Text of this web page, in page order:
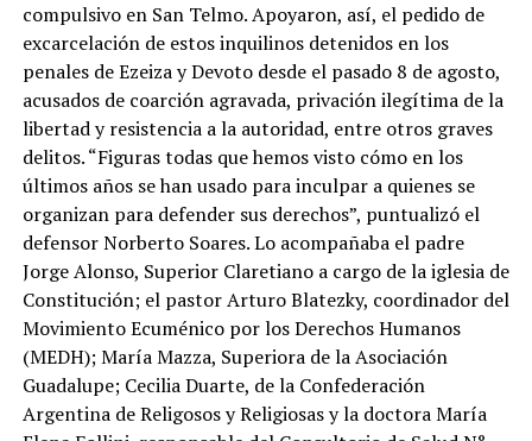
compulsivo en San Telmo. Apoyaron, así, el pedido de
excarcelación de estos inquilinos detenidos en los
penales de Ezeiza y Devoto desde el pasado 8 de agosto,
acusados de coarción agravada, privación ilegítima de la
libertad y resistencia a la autoridad, entre otros graves
delitos. “Figuras todas que hemos visto cómo en los
últimos años se han usado para inculpar a quienes se
organizan para defender sus derechos”, puntualizó el
defensor Norberto Soares. Lo acompañaba el padre
Jorge Alonso, Superior Claretiano a cargo de la iglesia de
Constitución; el pastor Arturo Blatezky, coordinador del
Movimiento Ecuménico por los Derechos Humanos
(MEDH); María Mazza, Superiora de la Asociación
Guadalupe; Cecilia Duarte, de la Confederación
Argentina de Religosos y Religiosas y la doctora María